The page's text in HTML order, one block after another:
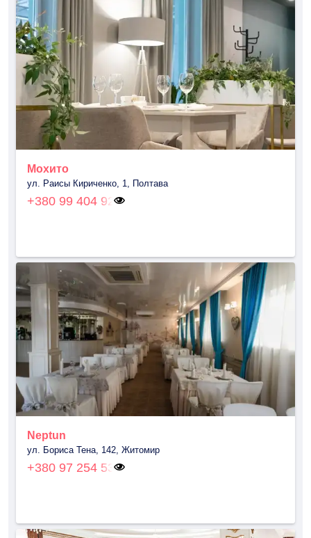
Мохито
ул. Раисы Кириченко, 1, Полтава
+380 99 404 92
Neptun
ул. Бориса Тена, 142, Житомир
+380 97 254 53